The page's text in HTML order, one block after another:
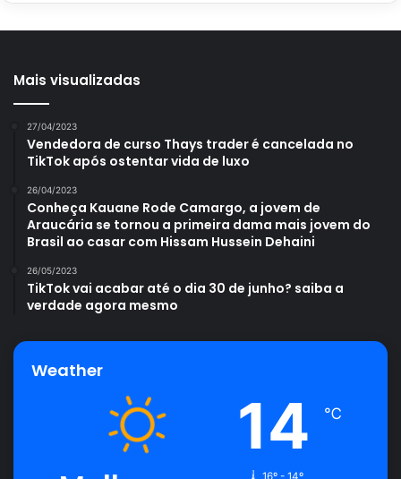
Mais visualizadas
27/04/2023
Vendedora de curso Thays trader é cancelada no
TikTok após ostentar vida de luxo
26/04/2023
Conheça Kauane Rode Camargo, a jovem de
Araucária se tornou a primeira dama mais jovem do
Brasil ao casar com Hissam Hussein Dehaini
26/05/2023
TikTok vai acabar até o dia 30 de junho? saiba a
verdade agora mesmo
Weather
14 ℃
16º - 14º